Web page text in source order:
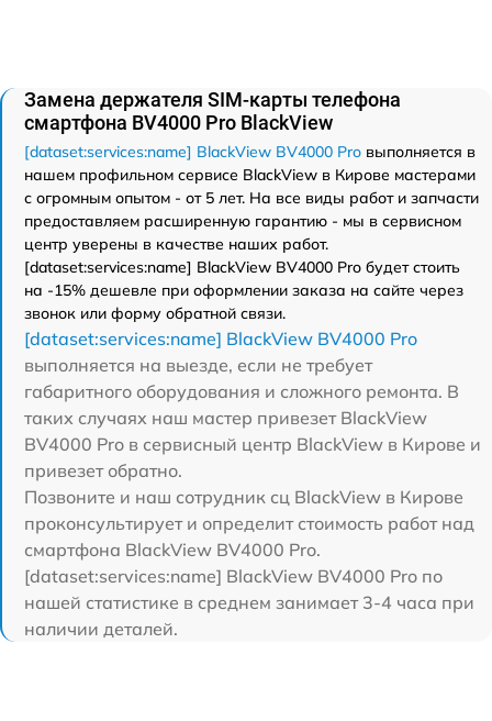
Замена держателя SIM-карты телефона
смартфона BV4000 Pro BlackView
[dataset:services:name] BlackView BV4000 Pro выполняется в
нашем профильном сервисе BlackView в Кирове мастерами
с огромным опытом - от 5 лет. На все виды работ и запчасти
предоставляем расширенную гарантию - мы в сервисном
центр уверены в качестве наших работ.
[dataset:services:name] BlackView BV4000 Pro будет стоить
на -15% дешевле при оформлении заказа на сайте через
звонок или форму обратной связи.
[dataset:services:name] BlackView BV4000 Pro
выполняется на выезде, если не требует
габаритного оборудования и сложного ремонта. В
таких случаях наш мастер привезет BlackView
BV4000 Pro в сервисный центр BlackView в Кирове и
привезет обратно.
Позвоните и наш сотрудник сц BlackView в Кирове
проконсультирует и определит стоимость работ над
смартфона BlackView BV4000 Pro.
[dataset:services:name] BlackView BV4000 Pro по
нашей статистике в среднем занимает 3-4 часа при
наличии деталей.